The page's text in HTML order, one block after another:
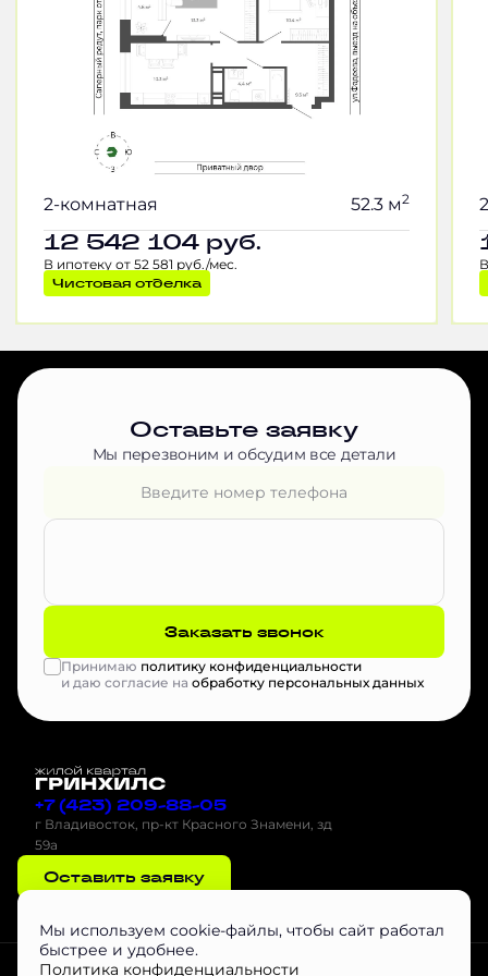
2-комнатная 52.3 м2
12 542 104 руб.
В ипотеку от 52 581 руб./мес.
Чистовая отделка
Оставьте заявку
Мы перезвоним и обсудим все детали
Заказать звонок
Принимаю политику конфиденциальности
и даю согласие на обработку персональных данных
+7 (423) 209-88-05
г Владивосток, пр-кт Красного Знамени, зд
59а
Оставить заявку
Проектная декларация на наш.дом.рф
Мы используем cookie-файлы, чтобы сайт работал
быстрее и удобнее.
Политика конфиденциальности